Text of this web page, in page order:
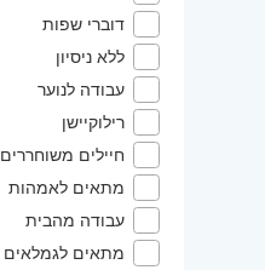
דוברי שפות
ללא ניסיון
עבודה לנוער
רילוקיישן
חיילים משוחררים
מתאים לאמהות
עבודה מהבית
מתאים לגמלאים